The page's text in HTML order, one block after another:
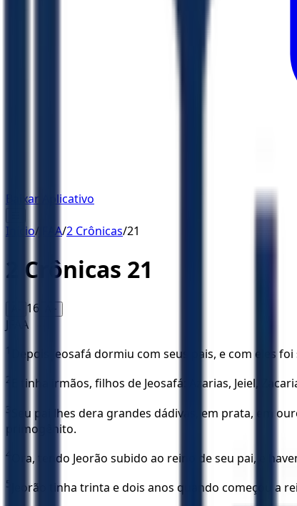
Baixar Aplicativo
Início/ JFAA/2 Crônicas/21
2 Crônicas 21
16 A+
JFAA
1 Depois Jeosafá dormiu com seus pais, e com eles
2 E tinha irmãos, filhos de Jeosafá: Azarias, Jeiel,
3
Seu pai lhes dera grandes dádivas, em prata, em
primogênito.
4 Ora, tendo Jeorão subido ao reino de seu pai, e
5 Jeorão tinha trinta e dois anos quando começou a